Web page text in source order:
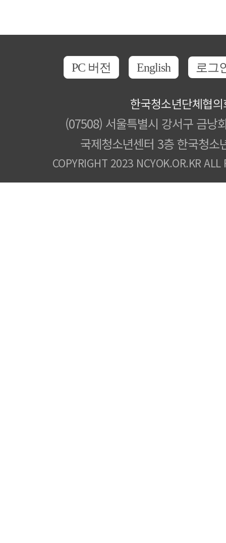
PC 버전 English 로그
한국청소년단체협
(07508) 서울특별시 강서구 금낭
국제청소년센터 3층 한국청소
COPYRIGHT 2023 NCYOK.OR.KR ALL